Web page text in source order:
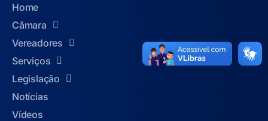
Home
Câmara
Vereadores
Serviços
Legislação
Notícias
Vídeos